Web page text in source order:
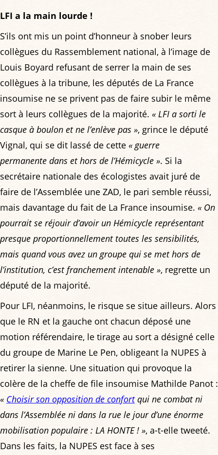
LFI a la main lourde !
S’ils ont mis un point d’honneur à snober leurs
collègues du Rassemblement national, à l’image de
Louis Boyard refusant de serrer la main de ses
collègues à la tribune, les députés de La France
insoumise ne se privent pas de faire subir le même
sort à leurs collègues de la majorité. « LFI a sorti le
casque à boulon et ne l’enlève pas », grince le député
Vignal, qui se dit lassé de cette « guerre
permanente dans et hors de l’Hémicycle ». Si la
secrétaire nationale des écologistes avait juré de
faire de l’Assemblée une ZAD, le pari semble réussi,
mais davantage du fait de La France insoumise. « On
pourrait se réjouir d’avoir un Hémicycle représentant
presque proportionnellement toutes les sensibilités,
mais quand vous avez un groupe qui se met hors de
l’institution, c’est franchement intenable », regrette un
député de la majorité.
Pour LFI, néanmoins, le risque se situe ailleurs. Alors
que le RN et la gauche ont chacun déposé une
motion référendaire, le tirage au sort a désigné celle
du groupe de Marine Le Pen, obligeant la NUPES à
retirer la sienne. Une situation qui provoque la
colère de la cheffe de file insoumise Mathilde Panot :
« Choisir son opposition de confortqui ne combat ni
dans l’Assemblée ni dans la rue le jour d’une énorme
mobilisation populaire : LA HONTE ! », a-t-elle tweeté.
Dans les faits, la NUPES est face à ses